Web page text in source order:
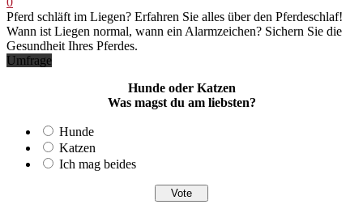
Pferd schläft im Liegen? Erfahren Sie alles über den Pferdeschlaf!
Wann ist Liegen normal, wann ein Alarmzeichen? Sichern Sie die
Gesundheit Ihres Pferdes.
Umfrage
Hunde oder Katzen
Was magst du am liebsten?
Hunde
Katzen
Ich mag beides